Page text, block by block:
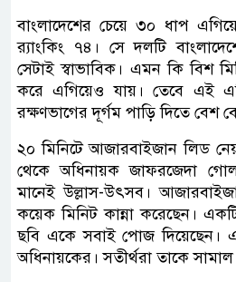
বাংলাদেশের চেয়ে ৩০ ধাপ
র‌্যাংকিং ৭৪। সে দলটি
সেটাই স্বাভাবিক। এমন কি বিশ
করে এগিয়েও যায়। তেবে এই
রক্ষণভাগের দূর্গম পাড়ি দিতে বেশ
২০ মিনিটে আজারবাইজান লিড
থেকে অধিনায়ক জাফরজেদা
মানেই উল্লাস-উৎসব।
কয়েক মিনিট কান্না করেছেন।
ছবি একে সবাই পোজ দিয়েছেন।
অধিনায়কের। সতীর্থরা তাকে সামাল